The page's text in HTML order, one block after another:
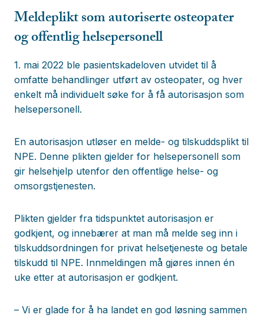
Meldeplikt som autoriserte osteopater
og offentlig helsepersonell
1. mai 2022 ble pasientskadeloven utvidet til å
omfatte behandlinger utført av osteopater, og hver
enkelt må individuelt søke for å få autorisasjon som
helsepersonell.
En autorisasjon utløser en melde- og tilskuddsplikt til
NPE. Denne plikten gjelder for helsepersonell som
gir helsehjelp utenfor den offentlige helse- og
omsorgstjenesten.
Plikten gjelder fra tidspunktet autorisasjon er
godkjent, og innebærer at man må melde seg inn i
tilskuddsordningen for privat helsetjeneste og betale
tilskudd til NPE. Innmeldingen må gjøres innen én
uke etter at autorisasjon er godkjent.
– Vi er glade for å ha landet en god løsning sammen